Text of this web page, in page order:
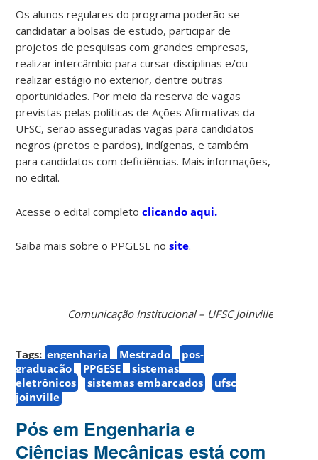
Os alunos regulares do programa poderão se
candidatar a bolsas de estudo, participar de
projetos de pesquisas com grandes empresas,
realizar intercâmbio para cursar disciplinas e/ou
realizar estágio no exterior, dentre outras
oportunidades. Por meio da reserva de vagas
previstas pelas políticas de Ações Afirmativas da
UFSC, serão asseguradas vagas para candidatos
negros (pretos e pardos), indígenas, e também
para candidatos com deficiências. Mais informações,
no edital.
Acesse o edital completoclicando aqui.
Saiba mais sobre o PPGESE nosite.
Comunicação Institucional – UFSC Joinville
Tags: engenharia Mestrado
pos-
graduação
PPGESE
sistemas
eletrônicos
sistemas embarcados
ufsc
joinville
Pós em Engenharia e
Ciências Mecânicas está com